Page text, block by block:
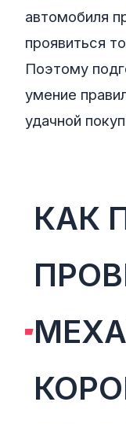
автомобиля
проявиться
Поэтому
умение
удачной
КАК